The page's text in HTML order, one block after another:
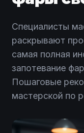
Специалисты
раскрывают
самая полная
запотевание
Пошаговые
мастерской по